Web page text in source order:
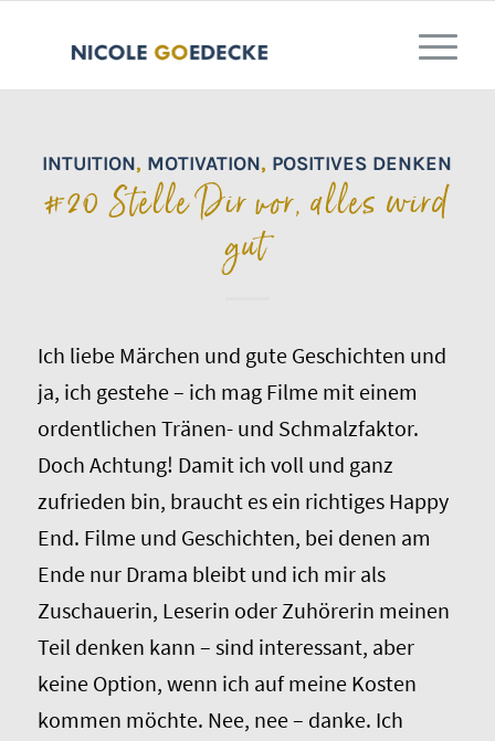
INTUITION, MOTIVATION, POSITIVES DENKEN
#20 Stelle Dir vor, alles wird
gut
Ich liebe Märchen und gute Geschichten und
ja, ich gestehe – ich mag Filme mit einem
ordentlichen Tränen- und Schmalzfaktor.
Doch Achtung! Damit ich voll und ganz
zufrieden bin, braucht es ein richtiges Happy
End. Filme und Geschichten, bei denen am
Ende nur Drama bleibt und ich mir als
Zuschauerin, Leserin oder Zuhörerin meinen
Teil denken kann – sind interessant, aber
keine Option, wenn ich auf meine Kosten
kommen möchte. Nee, nee – danke. Ich